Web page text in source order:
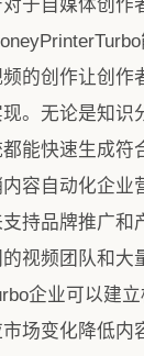
于自媒体创作
的创作让创作
。无论是知识
能快速生成符
容自动化企业
持品牌推广和
视频团队和大
企业可以建
场变化降低内